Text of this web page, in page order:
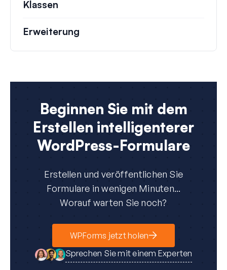
Klassen
Erweiterung
Beginnen Sie mit dem
Erstellen intelligenterer
WordPress-Formulare
Erstellen und veröffentlichen Sie
Formulare in wenigen Minuten...
Worauf warten Sie noch?
WPForms jetzt holen
Sprechen Sie mit einem Experten